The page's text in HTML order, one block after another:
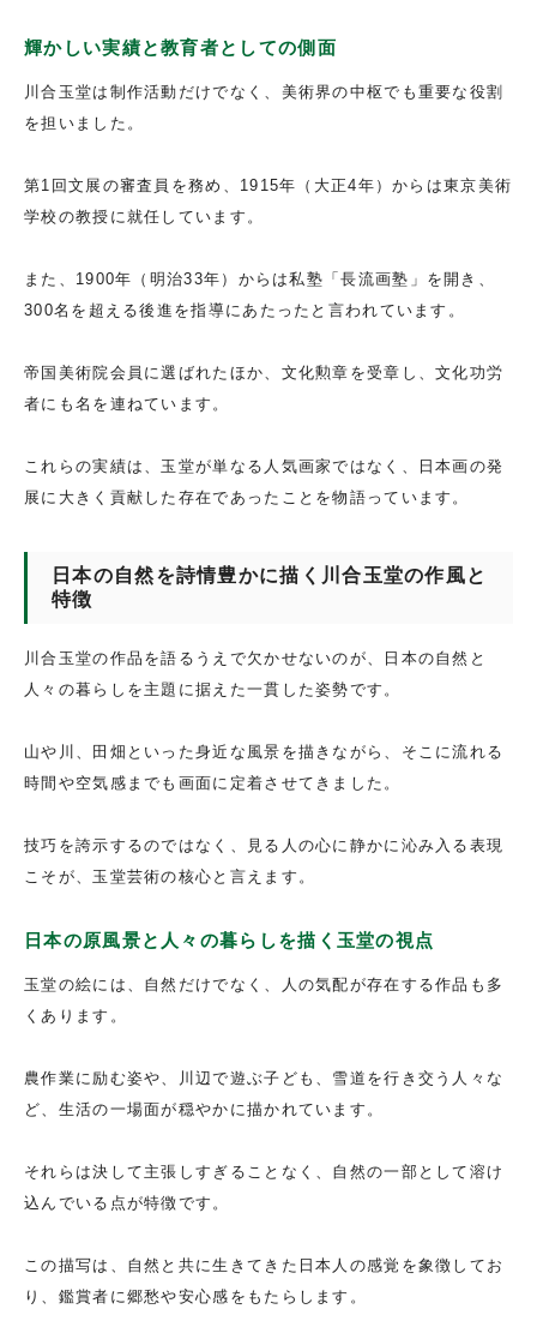
輝かしい実績と教育者としての側面
川合玉堂は制作活動だけでなく、美術界の中枢でも重要な役割
を担いました。
第1回文展の審査員を務め、1915年（大正4年）からは東京美術
学校の教授に就任しています。
また、1900年（明治33年）からは私塾「長流画塾」を開き、
300名を超える後進を指導にあたったと言われています。
帝国美術院会員に選ばれたほか、文化勲章を受章し、文化功労
者にも名を連ねています。
これらの実績は、玉堂が単なる人気画家ではなく、日本画の発
展に大きく貢献した存在であったことを物語っています。
日本の自然を詩情豊かに描く川合玉堂の作風と
特徴
川合玉堂の作品を語るうえで欠かせないのが、日本の自然と
人々の暮らしを主題に据えた一貫した姿勢です。
山や川、田畑といった身近な風景を描きながら、そこに流れる
時間や空気感までも画面に定着させてきました。
技巧を誇示するのではなく、見る人の心に静かに沁み入る表現
こそが、玉堂芸術の核心と言えます。
日本の原風景と人々の暮らしを描く玉堂の視点
玉堂の絵には、自然だけでなく、人の気配が存在する作品も多
くあります。
農作業に励む姿や、川辺で遊ぶ子ども、雪道を行き交う人々な
ど、生活の一場面が穏やかに描かれています。
それらは決して主張しすぎることなく、自然の一部として溶け
込んでいる点が特徴です。
この描写は、自然と共に生きてきた日本人の感覚を象徴してお
り、鑑賞者に郷愁や安心感をもたらします。